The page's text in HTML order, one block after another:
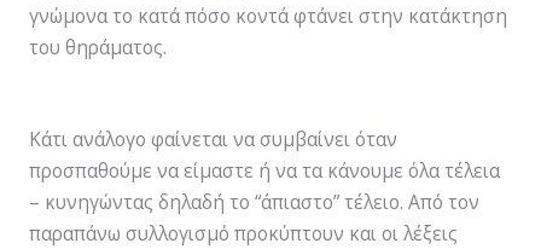
γνώμονα το κατά πόσο κοντά φτάνει στην κατάκτηση
του θηράματος.
Κάτι ανάλογο φαίνεται να συμβαίνει όταν
προσπαθούμε να είμαστε ή να τα κάνουμε όλα τέλεια
– κυνηγώντας δηλαδή το “άπιαστο” τέλειο. Από τον
παραπάνω συλλογισμό προκύπτουν και οι λέξεις